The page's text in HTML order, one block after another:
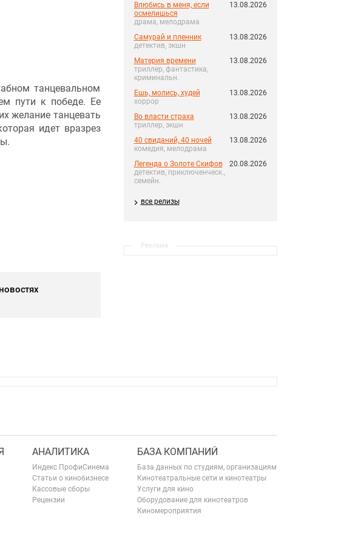
Влюбись в меня, если
осмелишься
драма, мелодрама
13.08.2026
Самурай и пленник
детектив, экшн
13.08.2026
Материя времени
триллер, фантастика,
криминальн.
13.08.2026
Ешь, молись, худей
хоррор
13.08.2026
Во власти страха
триллер, экшн
13.08.2026
40 свиданий, 40 ночей
комедия, мелодрама
13.08.2026
Легенда о Золоте Скифов
детектив, приключенческ.,
семейн.
20.08.2026
все релизы
Реклама
танцевальном
пути к победе. Ее
желание танцевать
идет вразрез
АНАЛИТИКА
Индекс ПрофиСинема
Статьи о кинобизнесе
Кассовые сборы
Рецензии
БАЗА КОМПАНИЙ
База данных по студиям, организациям
Кинотеатральные сети и кинотеатры
Услуги для кино
Оборудование для кинотеатров
Киномероприятия